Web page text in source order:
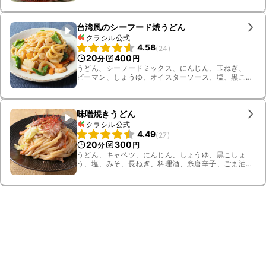
台湾風のシーフード焼うどん
クラシル公式
4.58(24 )
20分 400 円
うどん、シーフードミックス、にんじん、玉ねぎ、
ピーマン、しょうゆ、オイスターソース、塩、黒こ
味噌焼きうどん
クラシル公式
4.49(27 )
20分 300 円
うどん、キャベツ、にんじん、しょうゆ、黒こしょ
う、塩、みそ、長ねぎ、料理酒、糸唐辛子、ごま油、